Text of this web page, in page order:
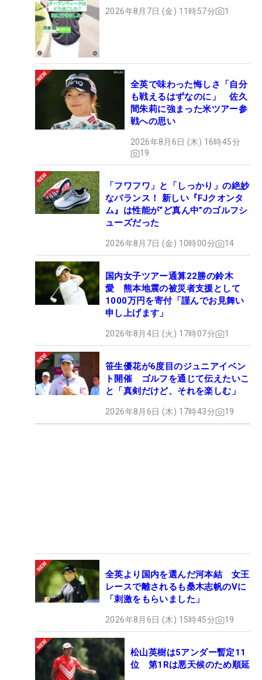
2026年8月7日 (金) 11時57分 1
全英で味わった悔しさ「自分
も戦えるはずなのに」 佐久
間朱莉に強まった米ツアー参
戦への思い
2026年8月6日 (木) 16時45分
19
「フワフワ」と「しっかり」の絶妙
なバランス！ 新しい『FJクオンタ
ム』は性能が“ど真ん中”のゴルフシ
ューズだった
2026年8月7日 (金) 10時00分 14
国内女子ツアー通算22勝の鈴木
愛 熊本地震の被災者支援として
1000万円を寄付「謹んでお見舞い
申し上げます」
2026年8月4日 (火) 17時07分 1
笹生優花が6度目のジュニアイベン
ト開催 ゴルフを通じて伝えたいこ
と「真剣だけど、それを楽しむ」
2026年8月6日 (木) 17時43分 19
全英より国内を選んだ河本結 女王
レースで離されるも桑木志帆のVに
「刺激をもらいました」
2026年8月6日 (木) 15時45分 19
松山英樹は5アンダー暫定11
位 第1Rは悪天候のため順延